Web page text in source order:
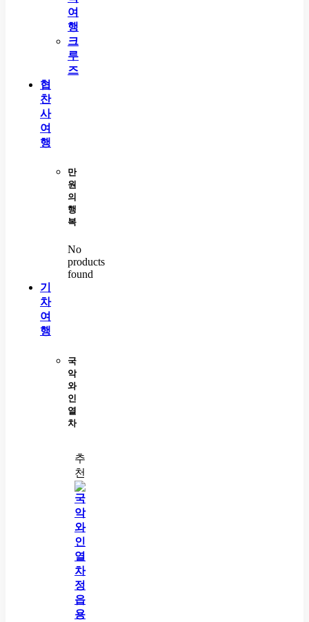
여
행
크
루
즈
협
찬
사
여
행
만
원
의
행
복
No
products
found
기
차
여
행
국
악
와
인
열
차